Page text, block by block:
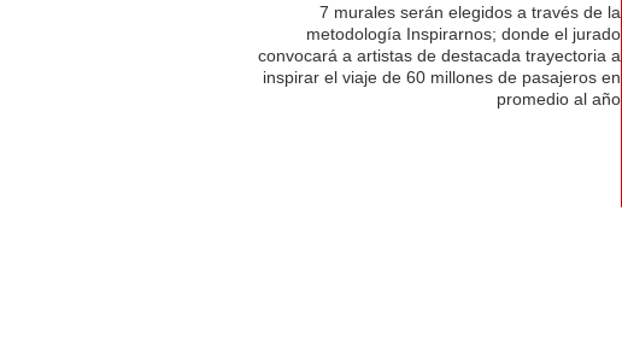
7 murales serán elegidos a través de la
metodología Inspirarnos; donde el jurado
convocará a artistas de destacada trayectoria a
inspirar el viaje de 60 millones de pasajeros en
promedio al año